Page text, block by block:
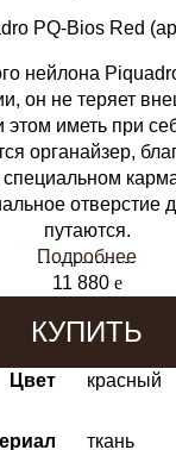
PQ-Bios Red
нейлона
он не теряет
этом иметь при
органайзер,
путаются.
Подробнее
11 880 e
КУПИТЬ
Цвет красный
ткань